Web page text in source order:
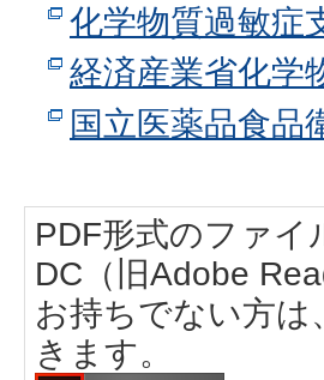
化学物質過敏症
経済産業省化学
国立医薬品食品
PDF形式のファイ
DC（旧Adobe
お持ちでない方
きます。